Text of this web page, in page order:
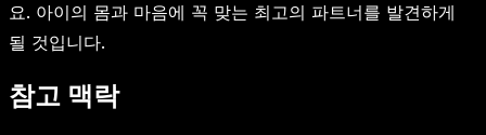
요. 아이의 몸과 마음에 꼭 맞는 최고의 파트너를 발견하게
될 것입니다.
참고 맥락